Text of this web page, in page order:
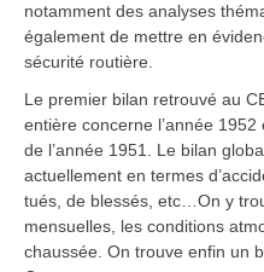
notamment des analyses
également de mettre en
sécurité routière.
Le premier bilan retrouvé au
entière concerne l’année
de l’année 1951. Le bilan
actuellement en termes
tués, de blessés, etc…On y
mensuelles, les conditions
chaussée. On trouve enfin un